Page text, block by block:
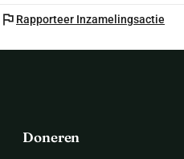
flag Rapporteer Inzamelingsactie
Doneren